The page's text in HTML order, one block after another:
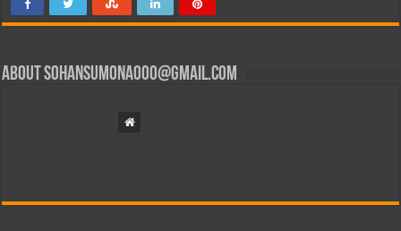
Aboutsohansumona000@gmail.com